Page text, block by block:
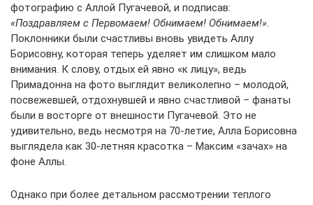
фотографию с Аллой Пугачевой, и подписав:
«Поздравляем с Первомаем! Обнимаем! Обнимаем!»
Поклонники были счастливы вновь увидеть Аллу
Борисовну, которая теперь уделяет им слишком мало
внимания. К слову, отдых ей явно «к лицу», ведь
Примадонна на фото выглядит великолепно – молодой,
посвежевшей, отдохнувшей и явно счастливой – фанаты
были в восторге от внешности Пугачевой. Это не
удивительно, ведь несмотря на 70-летие, Алла Борисовна
выглядела как 30-летняя красотка – Максим «зачах» на
фоне Аллы.
Однако при более детальном рассмотрении теплого